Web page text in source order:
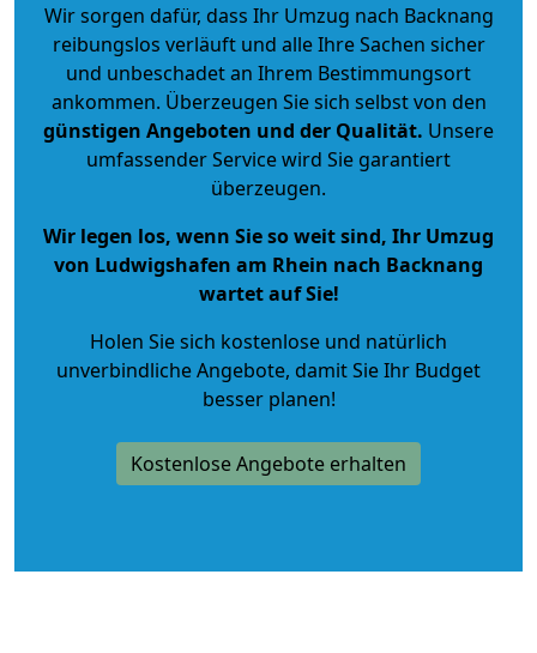
Wir sorgen dafür, dass Ihr Umzug nach Backnang
reibungslos verläuft und alle Ihre Sachen sicher
und unbeschadet an Ihrem Bestimmungsort
ankommen. Überzeugen Sie sich selbst von den
günstigen Angeboten und der Qualität. Unsere
umfassender Service wird Sie garantiert
überzeugen.
Wir legen los, wenn Sie so weit sind, Ihr Umzug
von Ludwigshafen am Rhein nach Backnang
wartet auf Sie!
Holen Sie sich kostenlose und natürlich
unverbindliche Angebote, damit Sie Ihr Budget
besser planen!
Kostenlose Angebote erhalten